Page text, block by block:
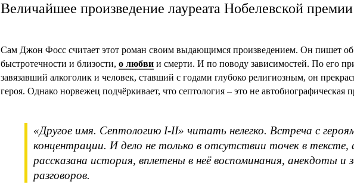
Величайшее произведение лауреата Нобелевской премии
Сам Джон Фосс считает этот роман своим выдающимся произведением. Он пишет об
быстротечности и близости, о любви и смерти. И по поводу зависимостей. По его
завязавший алкоголик и человек, ставший с годами глубоко религиозным, он
героя. Однако норвежец подчёркивает, что септология – это не автобиографическая
«Другое имя. Септологию I-II» читать нелегко. Встреча с
концентрации. И дело не только в отсутствии точек в тексте,
рассказана история, вплетены в неё воспоминания, анекдоты и
разговоров.